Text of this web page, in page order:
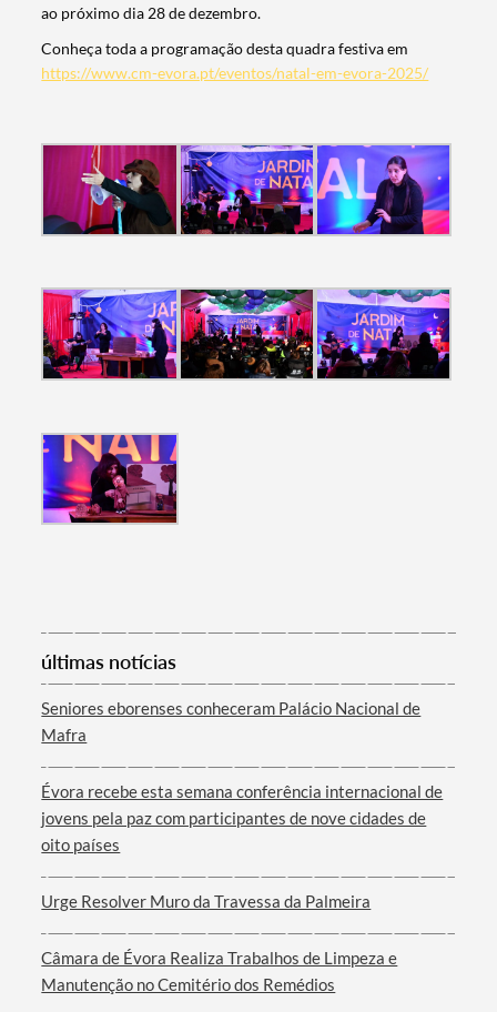
Termo de Pesquisa
ao próximo dia 28 de dezembro.
Conheça toda a programação desta quadra festiva em
https://www.cm-evora.pt/eventos/natal-em-evora-2025/
últimas notícias
Seniores eborenses conheceram Palácio Nacional de
Mafra
Évora recebe esta semana conferência internacional de
jovens pela paz com participantes de nove cidades de
oito países
Urge Resolver Muro da Travessa da Palmeira
Câmara de Évora Realiza Trabalhos de Limpeza e
Manutenção no Cemitério dos Remédios